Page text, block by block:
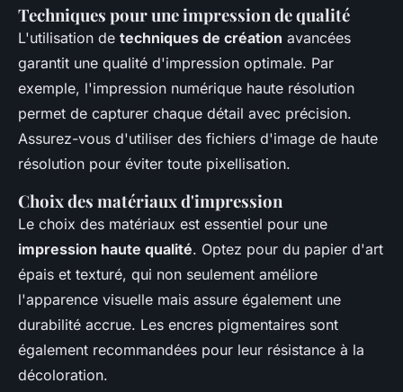
Techniques pour une impression de qualité
L'utilisation de techniques de création avancées
garantit une qualité d'impression optimale. Par
exemple, l'impression numérique haute résolution
permet de capturer chaque détail avec précision.
Assurez-vous d'utiliser des fichiers d'image de haute
résolution pour éviter toute pixellisation.
Choix des matériaux d'impression
Le choix des matériaux est essentiel pour une
impression haute qualité. Optez pour du papier d'art
épais et texturé, qui non seulement améliore
l'apparence visuelle mais assure également une
durabilité accrue. Les encres pigmentaires sont
également recommandées pour leur résistance à la
décoloration.